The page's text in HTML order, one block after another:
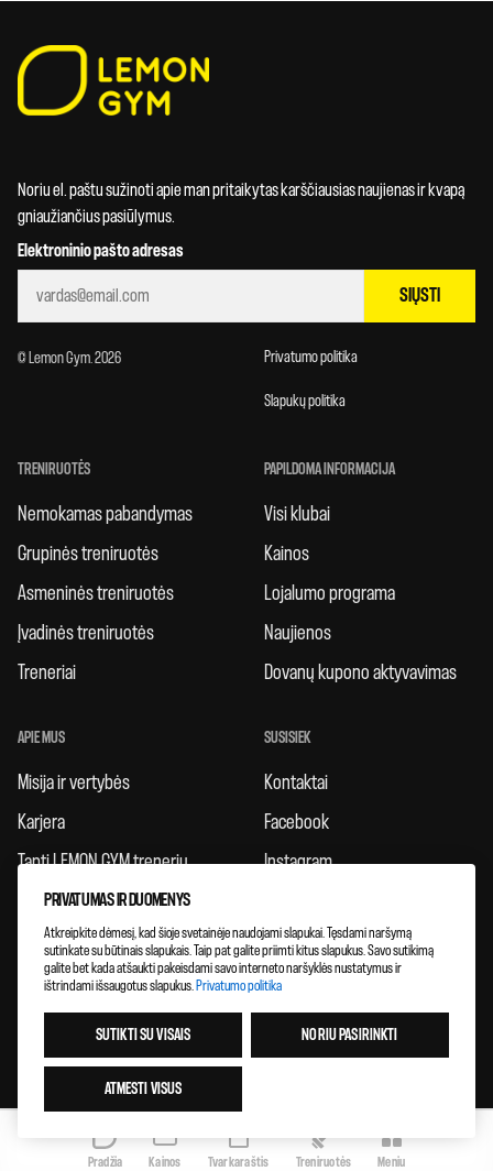
Pradžia Kainos Tvarkaraštis Treniruotės Meniu
Noriu el. paštu sužinoti apie man pritaikytas karščiausias naujienas ir kvapą
gniaužiančius pasiūlymus.
Elektroninio pašto adresas
SIŲSTI
© Lemon Gym. 2026 Privatumo politika
Slapukų politika
TRENIRUOTĖS
Nemokamas pabandymas
Grupinės treniruotės
Asmeninės treniruotės
Įvadinės treniruotės
Treneriai
PAPILDOMA INFORMACIJA
Visi klubai
Kainos
Lojalumo programa
Naujienos
Dovanų kupono aktyvavimas
APIE MUS
Misija ir vertybės
Karjera
Tapti LEMON GYM treneriu
Taisyklės
Atsiliepimai
Klubų plėtra
SUSISIEK
Kontaktai
Facebook
Instagram
PRIVATUMAS IR DUOMENYS
Atkreipkite dėmesį, kad šioje svetainėje naudojami slapukai. Tęsdami naršymą
sutinkate su būtinais slapukais. Taip pat galite priimti kitus slapukus. Savo sutikimą
galite bet kada atšaukti pakeisdami savo interneto naršyklės nustatymus ir
ištrindami išsaugotus slapukus. Privatumo politika
SUTIKTI SU VISAIS NORIU PASIRINKTI
ATMESTI VISUS